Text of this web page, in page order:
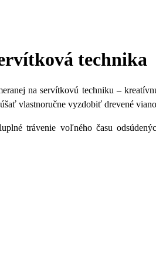
technika
na servítkovú techniku –
vlastnoručne vyzdobiť drevené
trávenie voľného času